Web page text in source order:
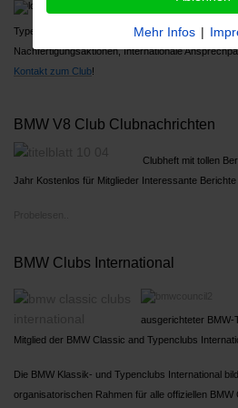
Typenreferenten
Nachfertigungsaktionen, Internationale
Kontakt zum Club!
BMW V8 Club Clubnachrichten
Clubheft mit tollen
Jahr Kostenlos für Mitglieder Interessante Berichte
BMW Clubs International
ausgerichteter BMW-
Mitglied der BMW Classic and Typenclubs
Die BMW Klassik- und Typenclubs International
organisatorischen Rahmen für alle offiziellen
Mehr Infos |